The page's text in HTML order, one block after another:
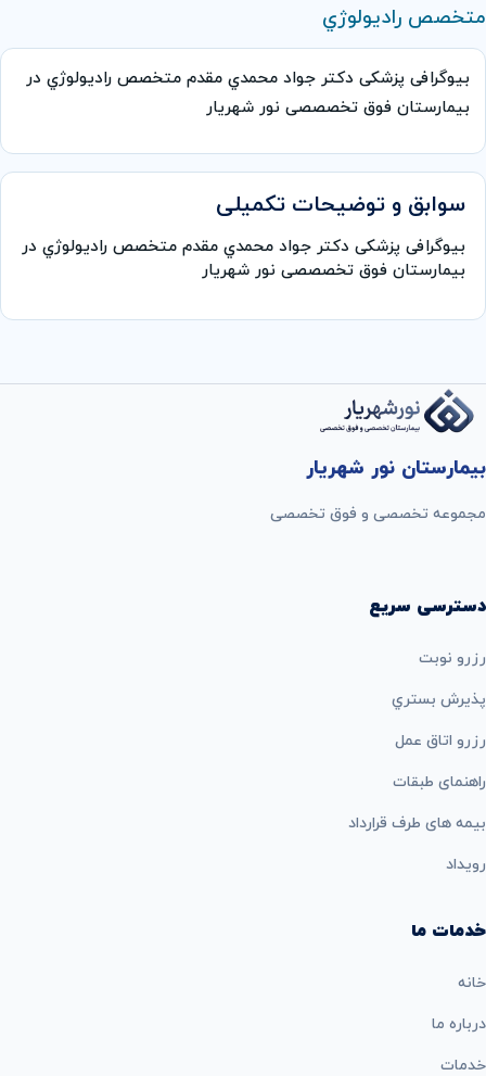
متخصص راديولوژي
بیوگرافی پزشکی دكتر جواد محمدي مقدم متخصص راديولوژي در
بیمارستان فوق تخصصصی نور شهریار
سوابق و توضیحات تکمیلی
بیوگرافی پزشکی دكتر جواد محمدي مقدم متخصص راديولوژي در
بیمارستان فوق تخصصصی نور شهریار
بیمارستان نور شهریار
مجموعه تخصصی و فوق تخصصی
دسترسی سریع
رزرو نوبت
پذيرش بستري
رزرو اتاق عمل
راهنمای طبقات
بيمه های طرف قرارداد
رویداد
خدمات ما
خانه
درباره ما
خدمات